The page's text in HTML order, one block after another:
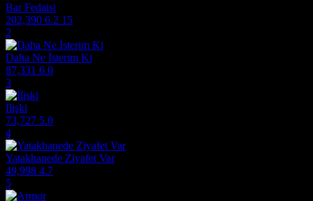
Bar Fedaisi
202,390 6.2 15
2
Daha Ne İsterim Ki
87,331 6.0
3
İlişki
73,727 5.0
4
Yatakhanede Ziyafet Var
49,998 4.7
5